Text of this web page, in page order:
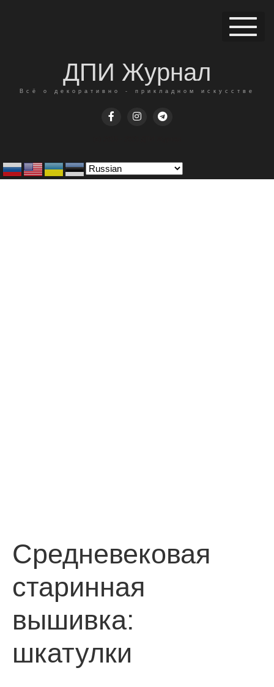
ДПИ Журнал
Всё о декоративно - прикладном искусстве
Средневековая
старинная
вышивка:
шкатулки